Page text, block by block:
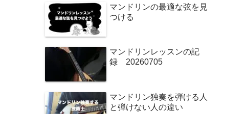
マンドリンの最適な弦を見
つける
マンドリンレッスンの記
録 20260705
マンドリン独奏を弾ける人
と弾けない人の違い